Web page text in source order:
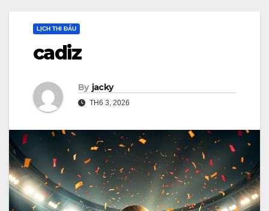
LỊCH THI ĐẤU
cadiz
By jacky
TH6 3, 2026